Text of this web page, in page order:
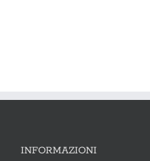
INFORMAZIONI